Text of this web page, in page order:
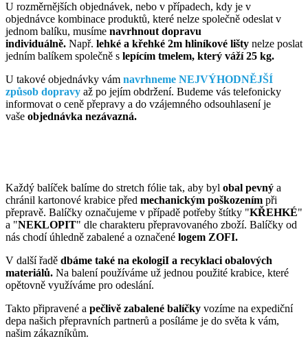
U rozměrnějších objednávek, nebo v případech, kdy je v
objednávce kombinace produktů, které nelze společně odeslat v
jednom balíku, musíme navrhnout dopravu
individuálně. Např. lehké a křehké 2m hliníkové lišty nelze poslat
jedním balíkem společně s lepícím tmelem, který váží 25 kg.
U takové objednávky vám navrhneme NEJVÝHODNĚJŠÍ
způsob dopravy až po jejím obdržení. Budeme vás telefonicky
informovat o ceně přepravy a do vzájemného odsouhlasení je
vaše objednávka nezávazná.
Každý balíček balíme do stretch fólie tak, aby byl obal pevný a
chránil kartonové krabice před mechanickým poškozením při
přepravě. Balíčky označujeme v případě potřeby štítky "KŘEHKÉ"
a "NEKLOPIT" dle charakteru přepravovaného zboží. Balíčky od
nás chodí úhledně zabalené a označené logem ZOFI.
V další řadě dbáme také na ekologiI a recyklaci obalových
materiálů. Na balení používáme už jednou použité krabice, které
opětovně využíváme pro odeslání.
Takto připravené a pečlivě zabalené balíčky vozíme na expediční
depa našich přepravních partnerů a posíláme je do světa k vám,
našim zákazníkům.